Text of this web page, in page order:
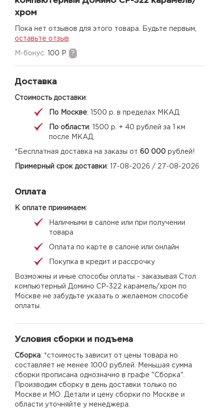
хром
Пока нет отзывов для этого товара. Будьте первым,
оставьте отзыв
M-бонус: 100 Р ?
Доставка
Стоимость доставки:
По Москве: 1500 р. в пределах МКАД
По области: 1500 р. + 40 рублей за 1 км
после МКАД
*Бесплатная доставка на заказы от 60 000 рублей!
Примерный срок доставки: 17-08-2026 / 27-08-2026
Оплата
К оплате принимаем:
Наличными в салоне или при получении
товара
Оплата по карте в салоне или онлайн
Покупка в кредит и рассрочку
Возможны и иные способы оплаты - заказывая Стол
компьютерный Домино СР-322 карамель/хром по
Москве не забудьте указать о желаемом способе
оплаты.
Условия сборки и подъема
Сборка: *стоимость зависит от цены товара но
составляет не менее 1000 рублей. Меньшая сумма
сборки прописана однозначно в графе "Сборка".
Производим сборку в день доставки только по
Москве и МО. Детали и цену сборки по Москве и
области уточняйте у менеджера.